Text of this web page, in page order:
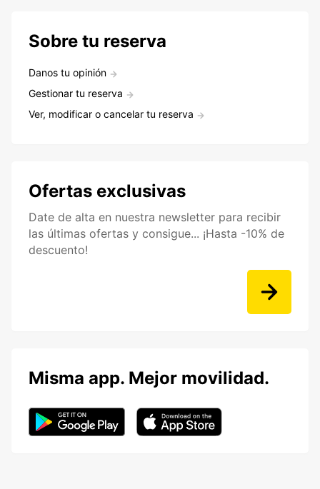
Sobre tu reserva
Danos tu opinión
Gestionar tu reserva
Ver, modificar o cancelar tu reserva
Ofertas exclusivas
Date de alta en nuestra newsletter para recibir
las últimas ofertas y consigue... ¡Hasta -10% de
descuento!
Misma app. Mejor movilidad.